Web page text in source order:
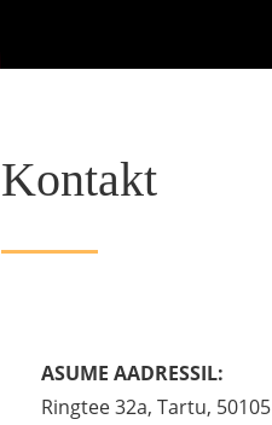
Kontakt
ASUME AADRESSIL:
Ringtee 32a, Tartu, 50105